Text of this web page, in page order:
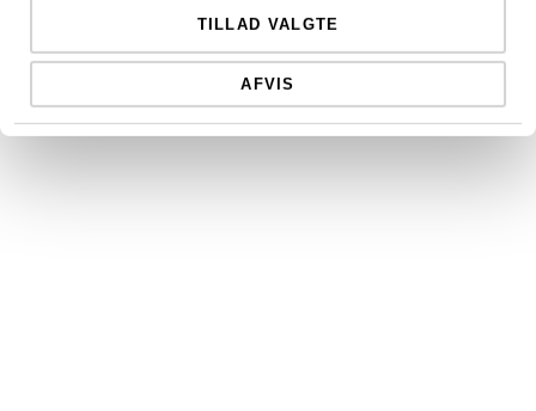
TILLAD VALGTE
AFVIS